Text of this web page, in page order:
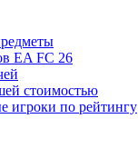
EA FC 26
стоимостью
игроки по рейтингу